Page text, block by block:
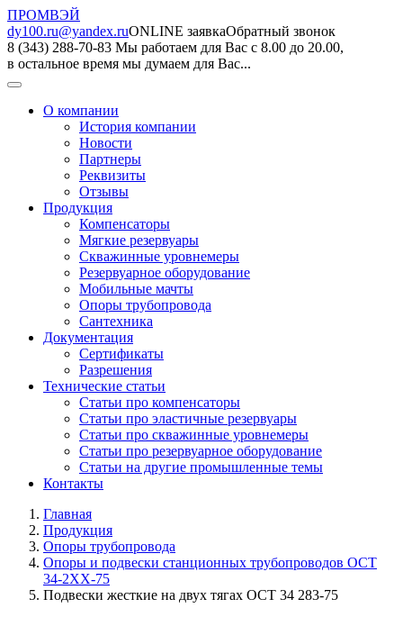
ПРОМВЭЙ
dy100.ru@yandex.ruONLINE заявкаОбратный звонок
8 (343) 288-70-83 Мы работаем для Вас с 8.00 до 20.00,
в остальное время мы думаем для Вас...
О компании
История компании
Новости
Партнеры
Реквизиты
Отзывы
Продукция
Компенсаторы
Мягкие резервуары
Скважинные уровнемеры
Резервуарное оборудование
Мобильные мачты
Опоры трубопровода
Сантехника
Документация
Сертификаты
Разрешения
Технические статьи
Статьи про компенсаторы
Статьи про эластичные резервуары
Статьи про скважинные уровнемеры
Статьи про резервуарное оборудование
Статьи на другие промышленные темы
Контакты
Главная
Продукция
Опоры трубопровода
Опоры и подвески станционных трубопроводов ОСТ
34-2XX-75
Подвески жесткие на двух тягах ОСТ 34 283-75